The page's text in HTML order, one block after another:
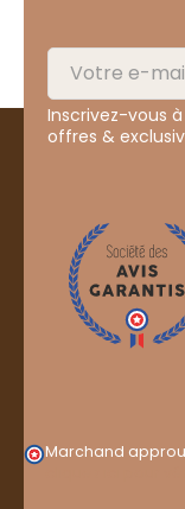
Inscrivez-vous
offres &
Marchand